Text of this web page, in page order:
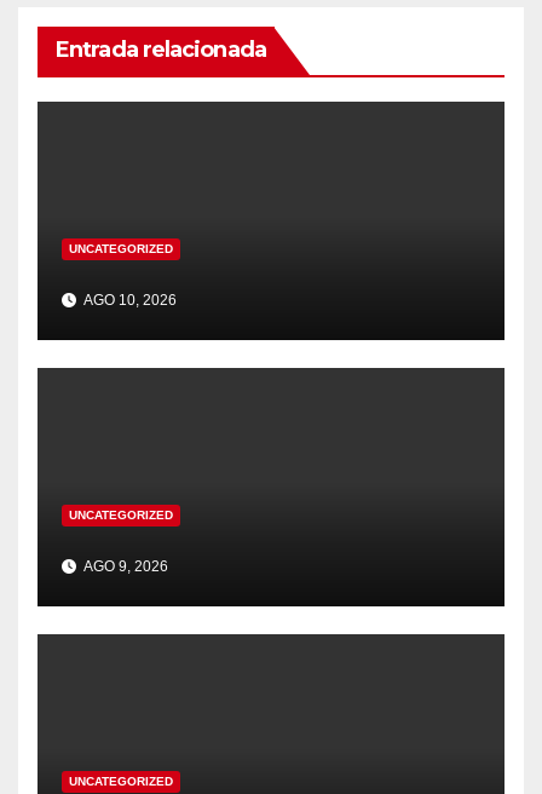
Entrada relacionada
UNCATEGORIZED
AGO 10, 2026
UNCATEGORIZED
AGO 9, 2026
UNCATEGORIZED